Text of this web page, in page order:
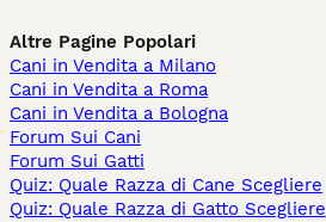
Altre Pagine Popolari
Cani in Vendita a Milano
Cani in Vendita a Roma
Cani in Vendita a Bologna
Forum Sui Cani
Forum Sui Gatti
Quiz: Quale Razza di Cane Scegliere
Quiz: Quale Razza di Gatto Scegliere